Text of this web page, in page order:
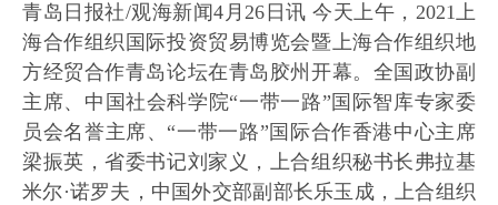
青岛日报社/观海新闻4月26日讯 今天上午，2021上
海合作组织国际投资贸易博览会暨上海合作组织地
方经贸合作青岛论坛在青岛胶州开幕。全国政协副
主席、中国社会科学院“一带一路”国际智库专家委
员会名誉主席、“一带一路”国际合作香港中心主席
梁振英，省委书记刘家义，上合组织秘书长弗拉基
米尔·诺罗夫，中国外交部副部长乐玉成，上合组织